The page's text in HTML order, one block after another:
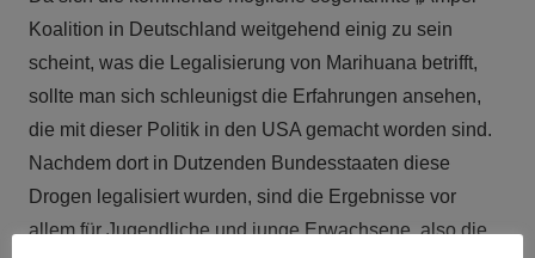
Koalition in Deutschland weitgehend einig zu sein
scheint, was die Legalisierung von Marihuana betrifft,
sollte man sich schleunigst die Erfahrungen ansehen,
die mit dieser Politik in den USA gemacht worden sind.
Nachdem dort in Dutzenden Bundesstaaten diese
Drogen legalisiert wurden, sind die Ergebnisse vor
allem für Jugendliche und junge Erwachsene, also die